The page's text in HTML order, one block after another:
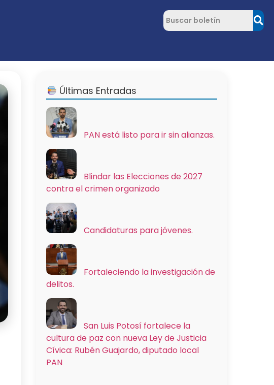
Últimas Entradas
PAN está listo para ir sin alianzas.
Blindar las Elecciones de 2027
contra el crimen organizado
Candidaturas para jóvenes.
Fortaleciendo la investigación de
delitos.
San Luis Potosí fortalece la
cultura de paz con nueva Ley de Justicia
Cívica: Rubén Guajardo, diputado local
PAN